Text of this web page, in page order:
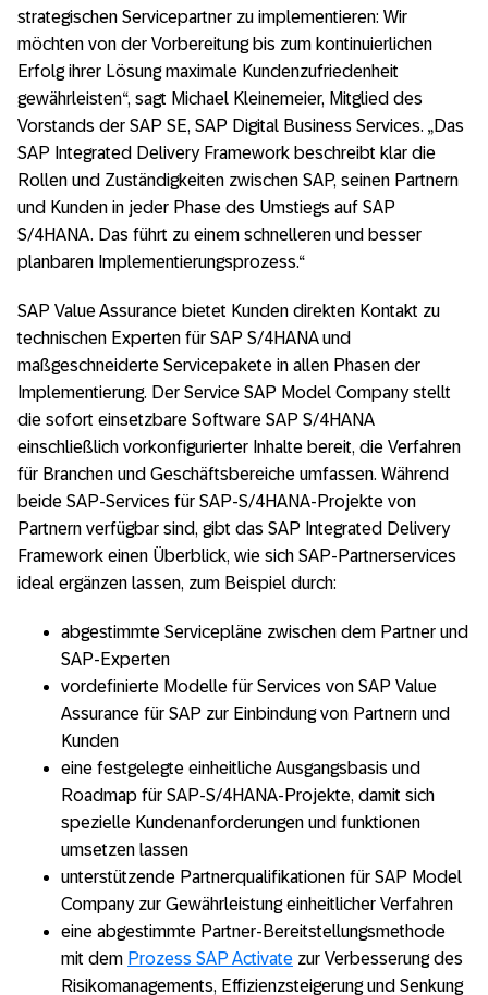
strategischen Servicepartner zu implementieren: Wir
möchten von der Vorbereitung bis zum kontinuierlichen
Erfolg ihrer Lösung maximale Kundenzufriedenheit
gewährleisten“, sagt Michael Kleinemeier, Mitglied des
Vorstands der SAP SE, SAP Digital Business Services. „Das
SAP Integrated Delivery Framework beschreibt klar die
Rollen und Zuständigkeiten zwischen SAP, seinen Partnern
und Kunden in jeder Phase des Umstiegs auf SAP
S/4HANA. Das führt zu einem schnelleren und besser
planbaren Implementierungsprozess.“
SAP Value Assurance bietet Kunden direkten Kontakt zu
technischen Experten für SAP S/4HANA und
maßgeschneiderte Servicepakete in allen Phasen der
Implementierung. Der Service SAP Model Company stellt
die sofort einsetzbare Software SAP S/4HANA
einschließlich vorkonfigurierter Inhalte bereit, die Verfahren
für Branchen und Geschäftsbereiche umfassen. Während
beide SAP-Services für SAP-S/4HANA-Projekte von
Partnern verfügbar sind, gibt das SAP Integrated Delivery
Framework einen Überblick, wie sich SAP-Partnerservices
ideal ergänzen lassen, zum Beispiel durch:
abgestimmte Servicepläne zwischen dem Partner und
SAP-Experten
vordefinierte Modelle für Services von SAP Value
Assurance für SAP zur Einbindung von Partnern und
Kunden
eine festgelegte einheitliche Ausgangsbasis und
Roadmap für SAP-S/4HANA-Projekte, damit sich
spezielle Kundenanforderungen und funktionen
umsetzen lassen
unterstützende Partnerqualifikationen für SAP Model
Company zur Gewährleistung einheitlicher Verfahren
eine abgestimmte Partner-Bereitstellungsmethode
mit dem Prozess SAP Activate zur Verbesserung des
Risikomanagements, Effizienzsteigerung und Senkung